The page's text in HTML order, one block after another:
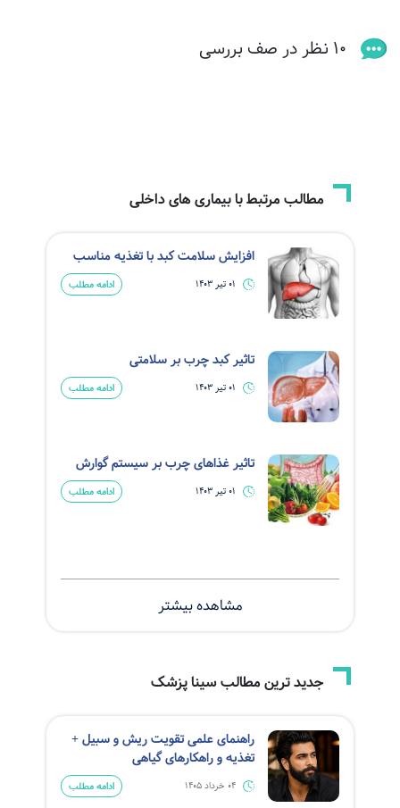
10 نظر در صف بررسی
مطالب مرتبط با بیماری های داخلی
افزایش سلامت کبد با تغذیه مناسب
01 تیر 1403 ادامه مطلب
تاثیر کبد چرب بر سلامتی
01 تیر 1403 ادامه مطلب
تاثیر غذاهای چرب بر سیستم گوارش
01 تیر 1403 ادامه مطلب
مشاهده بیشتر
جدید ترین مطالب سینا پزشک
راهنمای علمی تقویت ریش و سبیل +
تغذیه و راهکارهای گیاهی
04 خرداد 1405 ادامه مطلب